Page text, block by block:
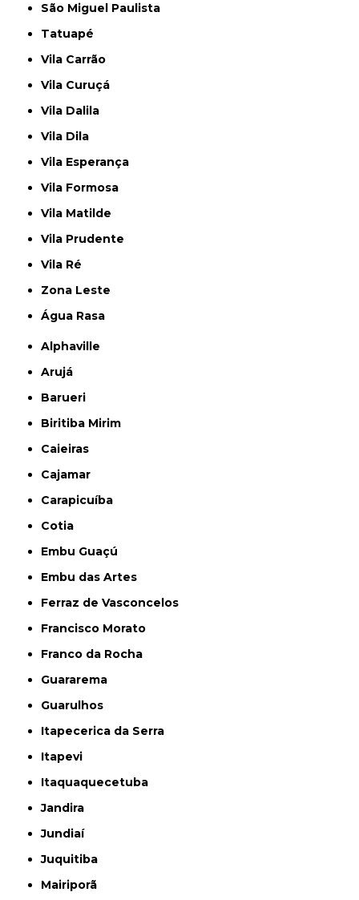
São Miguel Paulista
Tatuapé
Vila Carrão
Vila Curuçá
Vila Dalila
Vila Dila
Vila Esperança
Vila Formosa
Vila Matilde
Vila Prudente
Vila Ré
Zona Leste
Água Rasa
Alphaville
Arujá
Barueri
Biritiba Mirim
Caieiras
Cajamar
Carapicuíba
Cotia
Embu Guaçú
Embu das Artes
Ferraz de Vasconcelos
Francisco Morato
Franco da Rocha
Guararema
Guarulhos
Itapecerica da Serra
Itapevi
Itaquaquecetuba
Jandira
Jundiaí
Juquitiba
Mairiporã